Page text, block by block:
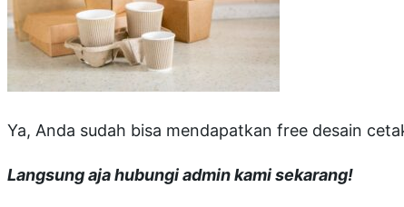
Ya, Anda sudah bisa mendapatkan free desain
Langsung aja hubungi admin kami sekarang!